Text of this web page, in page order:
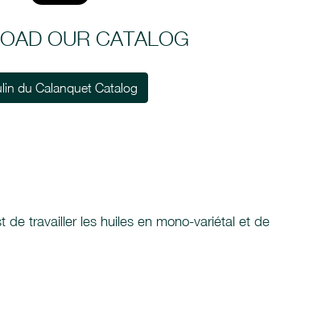
OUR CATALOG
du Calanquet Catalog
travailler les huiles en mono-variétal et de